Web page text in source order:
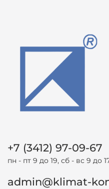
+7 (3412) 97-09-67
пн - пт 9 до 19, сб - вс 9 до
admin@klimat-